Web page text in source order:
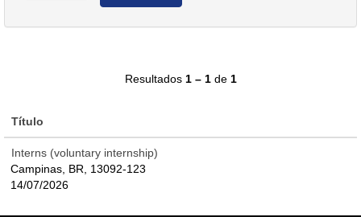
Resultados 1 – 1de 1
Título
Interns (voluntary internship)
Campinas, BR, 13092-123
14/07/2026